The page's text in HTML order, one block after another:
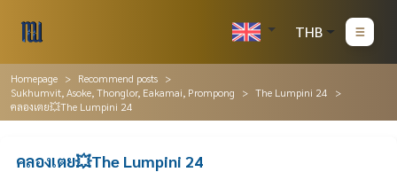
THB
Homepage
Recommend posts
Sukhumvit, Asoke, Thonglor, Eakamai, Prompong
The Lumpini 24
คลองเตย💥The Lumpini 24
คลองเตย💥The Lumpini 24